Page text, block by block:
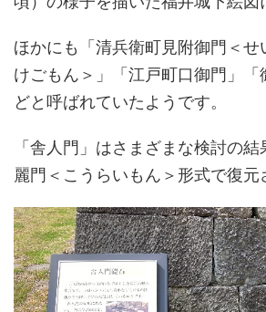
ほかにも「清兵衛町見附御門＜せ
けごもん＞」「江戸町口御門」「
どと呼ばれていたようです。
「舎人門」はさまざまな検討の
麗門＜こうらいもん＞形式で復元